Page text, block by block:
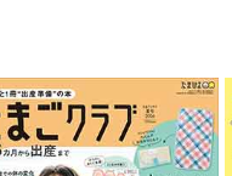
パース＋スリーパー（※
を紹介します